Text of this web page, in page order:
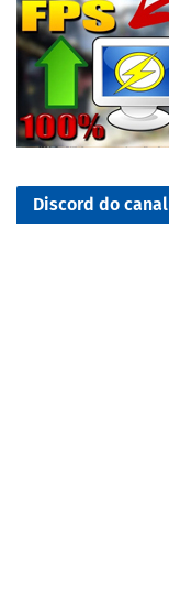
Discord do canal